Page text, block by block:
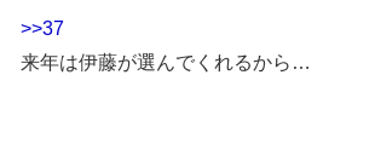
>>37
来年は伊藤が選んでくれるから…